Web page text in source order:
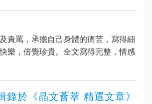
責罵，承擔自己身體的痛苦，寫得細
樂，倍覺珍貴。全文寫得完整，情感
錄於 《晶文薈萃 精選文章》